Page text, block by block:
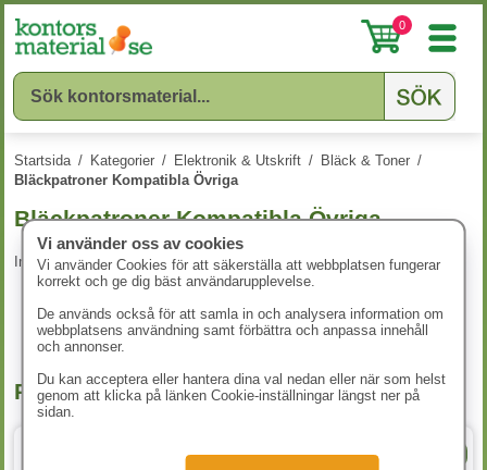
0
Startsida / Kategorier / Elektronik & Utskrift / Bläck & Toner /
Bläckpatroner Kompatibla Övriga
Bläckpatroner Kompatibla Övriga
Inga produkter att visa.
Populära produkter
Vi använder oss av cookies
Vi använder Cookies för att säkerställa att webbplatsen fungerar
korrekt och ge dig bäst användarupplevelse.
De används också för att samla in och analysera information om
webbplatsens användning samt förbättra och anpassa innehåll
och annonser.
Du kan acceptera eller hantera dina val nedan eller när som helst
genom att klicka på länken Cookie-inställningar längst ner på
sidan.